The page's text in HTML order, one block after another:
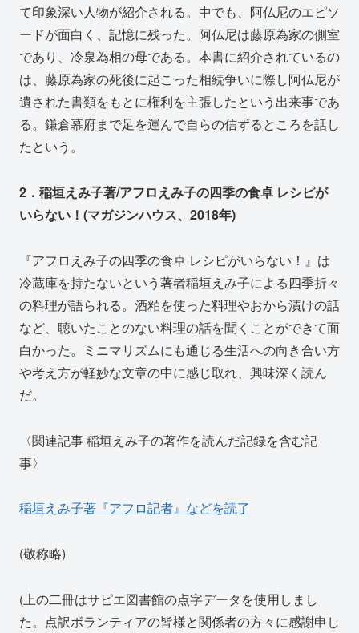
て印象深い人物が紹介される。中でも、阿仏尼のエピソ
ードが面白く、記憶に残った。阿仏尼は藤原為家の側室
であり、冷泉為相の母である。本書に紹介されているの
は、藤原為家の死後に起こった相続争いに際し阿仏尼が
遺された書類をもとに権利を主張したという出来事であ
る。鎌倉幕府まで足を運んで自らの信ずるところを話し
たという。
2．稲垣えみ子著/アフロえみ子の四季の食卓 レシピが
いらない！(マガジンハウス、2018年)
『アフロえみ子の四季の食卓 レシピがいらない！』は
冷蔵庫を持たないという著者稲垣えみ子による四季折々
の料理が語られる。酒粕を使った料理やおから漬けの話
など、聴いたことのない料理の話を聞くことができて面
白かった。ミニマリズムにも通じる生活への向き合い方
や考え方が軽妙な文章の中に感じ取れ、興味深く読ん
だ。
〈関連記事 稲垣えみ子の著作を読んだ記録を含む記
事〉
稲垣えみ子著『アフロ記者』などを読了
(敬称略)
(上の二冊はサピエ図書館の点字データを使用しまし
た。点訳ボランティアの皆様と関係者の方々に感謝申し